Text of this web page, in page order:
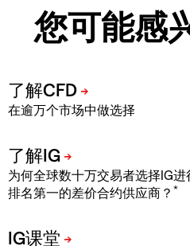
您可能感
在逾万个市场中做选择
为何全球数十万交易者选择IG
排名第一的差价合约供应商？ *